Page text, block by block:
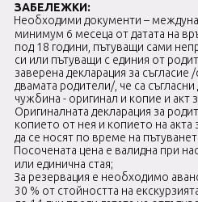
ЗАБЕЛЕЖКИ:
Необходими документи –
минимум 6 месеца от датата на
под 18 години, пътуващи сами
си или пътуващи с единия от
заверена декларация за
двамата родители/, че са
чужбина - оригинал и копие и акт
Оригиналната декларация за
копието от нея и копието на акта
да се носят по време на
Посочената цена е валидна при
или единична стая;
За резервация е необходимо
30 % от стойността на